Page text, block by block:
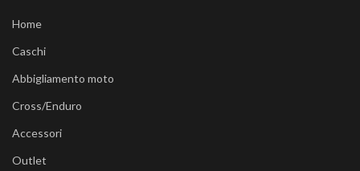
Home
Caschi
Abbigliamento moto
Cross/Enduro
Accessori
Outlet